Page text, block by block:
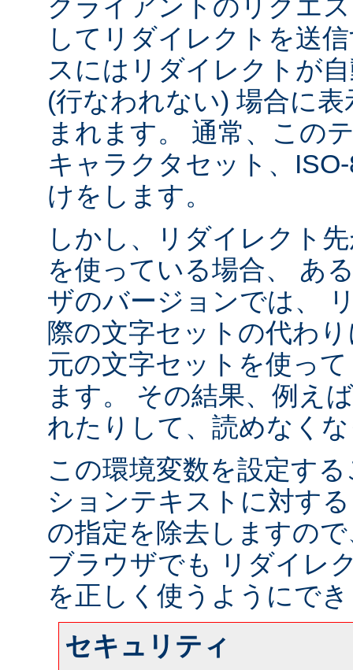
クライアントのリクエ
してリダイレクトを送
スにはリダイレクトが
(行なわれない) 場合に
まれます。 通常、この
キャラクタセット、
けをします。
しかし、リダイレクト
を使っている場合、 あ
ザのバージョンでは、
際の文字セットの代わ
元の文字セットを使っ
ます。 その結果、例え
れたりして、読めなく
この環境変数を設定す
ションテキストに対す
の指定を除去しますの
ブラウザでも リダイレ
を正しく使うようにで
セキュリティ